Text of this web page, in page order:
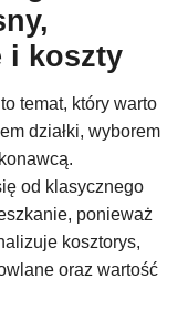
i koszty
to temat, który warto
działki, wyborem
od klasycznego
ponieważ
kosztorys,
oraz wartość